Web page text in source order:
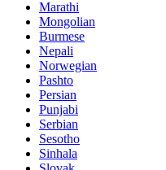
Marathi
Mongolian
Burmese
Nepali
Norwegian
Pashto
Persian
Punjabi
Serbian
Sesotho
Sinhala